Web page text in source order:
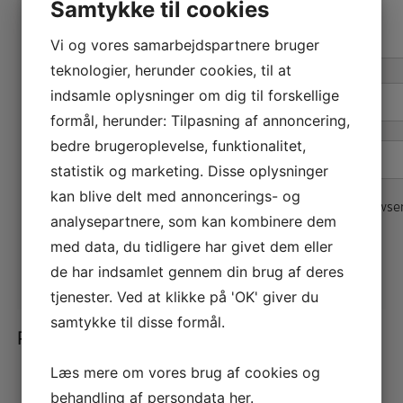
Navn*
E-mail
Gem mit navn, mail og websted i denne
Relaterede varer
Samtykke til cookies
Vi og vores samarbejdspartnere bruger
teknologier, herunder cookies, til at
indsamle oplysninger om dig til forskellige
formål, herunder: Tilpasning af annoncering,
bedre brugeroplevelse, funktionalitet,
statistik og marketing. Disse oplysninger
kan blive delt med annoncerings- og
analysepartnere, som kan kombinere dem
med data, du tidligere har givet dem eller
de har indsamlet gennem din brug af deres
tjenester. Ved at klikke på 'OK' giver du
samtykke til disse formål.
Læs mere om vores brug af cookies og
behandling af persondata her.